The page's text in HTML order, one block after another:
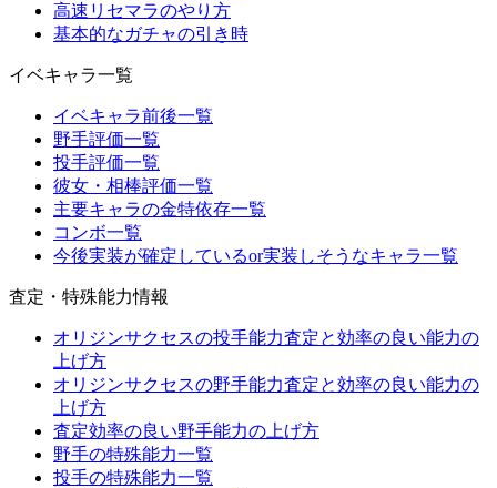
高速リセマラのやり方
基本的なガチャの引き時
イベキャラ一覧
イベキャラ前後一覧
野手評価一覧
投手評価一覧
彼女・相棒評価一覧
主要キャラの金特依存一覧
コンボ一覧
今後実装が確定しているor実装しそうなキャラ一覧
査定・特殊能力情報
オリジンサクセスの投手能力査定と効率の良い能力の
上げ方
オリジンサクセスの野手能力査定と効率の良い能力の
上げ方
査定効率の良い野手能力の上げ方
野手の特殊能力一覧
投手の特殊能力一覧